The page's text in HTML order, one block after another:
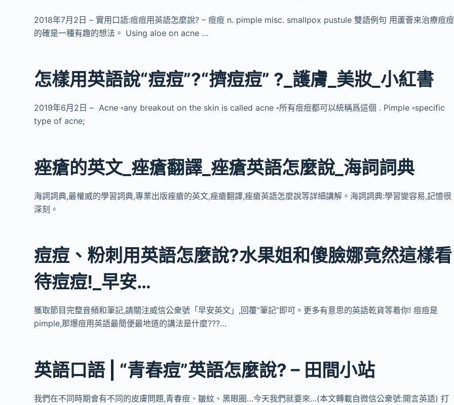
2018年7月2日 – 實用口語:痘痘用英語怎麼說? – 痘痘 n. pimple misc. smallpox pustule 雙語例句 用蘆薈來治療痘痘
的確是一種有趣的想法。 Using aloe on acne …
怎樣用英語說“痘痘”?“擠痘痘” ?_護膚_美妝_小紅書
2019年6月2日 – Acne ▫️any breakout on the skin is called acne ▫️所有痘痘都可以統稱爲這個 . Pimple ▫️specific
type of acne;
痤瘡的英文_痤瘡翻譯_痤瘡英語怎麼說_海詞詞典
海詞詞典,最權威的學習詞典,專業出版痤瘡的英文,痤瘡翻譯,痤瘡英語怎麼說等詳細講解。海詞詞典:學習變容易,記憶很
深刻。
痘痘、粉刺用英語怎麼說?水果姐和傻臉娜竟然這樣看
待痘痘!_早安…
獲取節目完整音頻和筆記,請關注威信公衆號「早安英文」,回覆”筆記”即可。更多有意思的英語乾貨等着你! 痘痘是
pimple,那爆痘用英語最簡便最地道的講法是什麼???…
英語口語 | “青春痘”英語怎麼說? – 田間小站
我們在不同時期會有不同的皮膚問題,青春痘、皺紋、黑眼圈…今天我們就要來…(本文轉載自微信公衆號:開言英語) 打